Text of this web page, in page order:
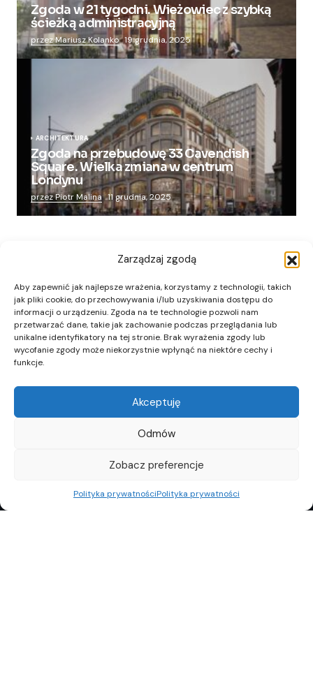
Zarządzaj zgodą
Aby zapewnić jak najlepsze wrażenia, korzystamy z technologii, takich
jak pliki cookie, do przechowywania i/lub uzyskiwania dostępu do
informacji o urządzeniu. Zgoda na te technologie pozwoli nam
przetwarzać dane, takie jak zachowanie podczas przeglądania lub
unikalne identyfikatory na tej stronie. Brak wyrażenia zgody lub
wycofanie zgody może niekorzystnie wpłynąć na niektóre cechy i
funkcje.
Akceptuję
Odmów
Zobacz preferencje
Polityka prywatnościPolityka prywatności
Zgoda w 21 tygodni. Wieżowiec z szybką
ścieżką administracyjną
przez Mariusz Kolanko 19 grudnia, 2025
ARCHITEKTURA
Zgoda na przebudowę 33 Cavendish
Square. Wielka zmiana w centrum
Londynu
przez Piotr Malina 11 grudnia, 2025